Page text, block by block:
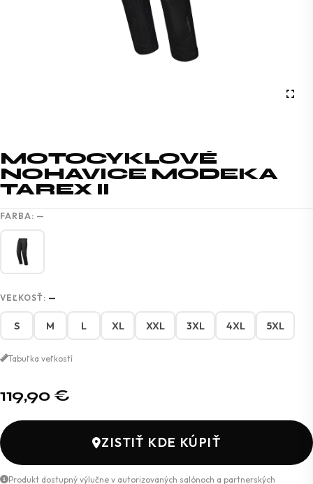
MOTOCYKLOVÉ
NOHAVICE MODEKA
TAREX II
FARBA: —
VEĽKOSŤ: —
S M L XL XXL 3XL 4XL 5XL
Tabuľka veľkostí
119,90 €
ZISTIŤ KDE KÚPIŤ
Produkt dostupný výlučne v autorizovaných salónoch a partnerských